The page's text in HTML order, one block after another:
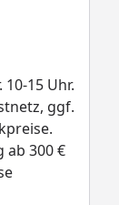
10-15 Uhr.
ggf.
ab 300 €